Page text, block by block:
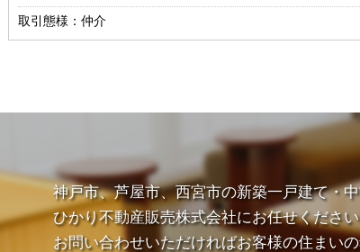
取引態様：仲介
神戸市、芦屋市、西宮市の新築一戸建て・
ひかり不動産販売株式会社にお任せください
お問い合わせいただければお客様の住まい